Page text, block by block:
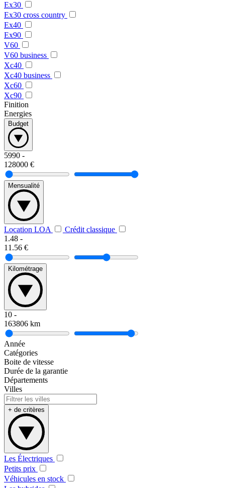
Ex30
Ex30 cross country
Ex40
Ex90
V60
V60 business
Xc40
Xc40 business
Xc60
Xc90
Finition
Energies
Budget
5990 -
128000 €
Mensualité
Location LOA
Crédit classique
1.48 -
11.56 €
Kilométrage
10 -
163806 km
Année
Catégories
Boite de vitesse
Durée de la garantie
Départements
Villes
+ de critères
Les Électriques
Petits prix
Véhicules en stock